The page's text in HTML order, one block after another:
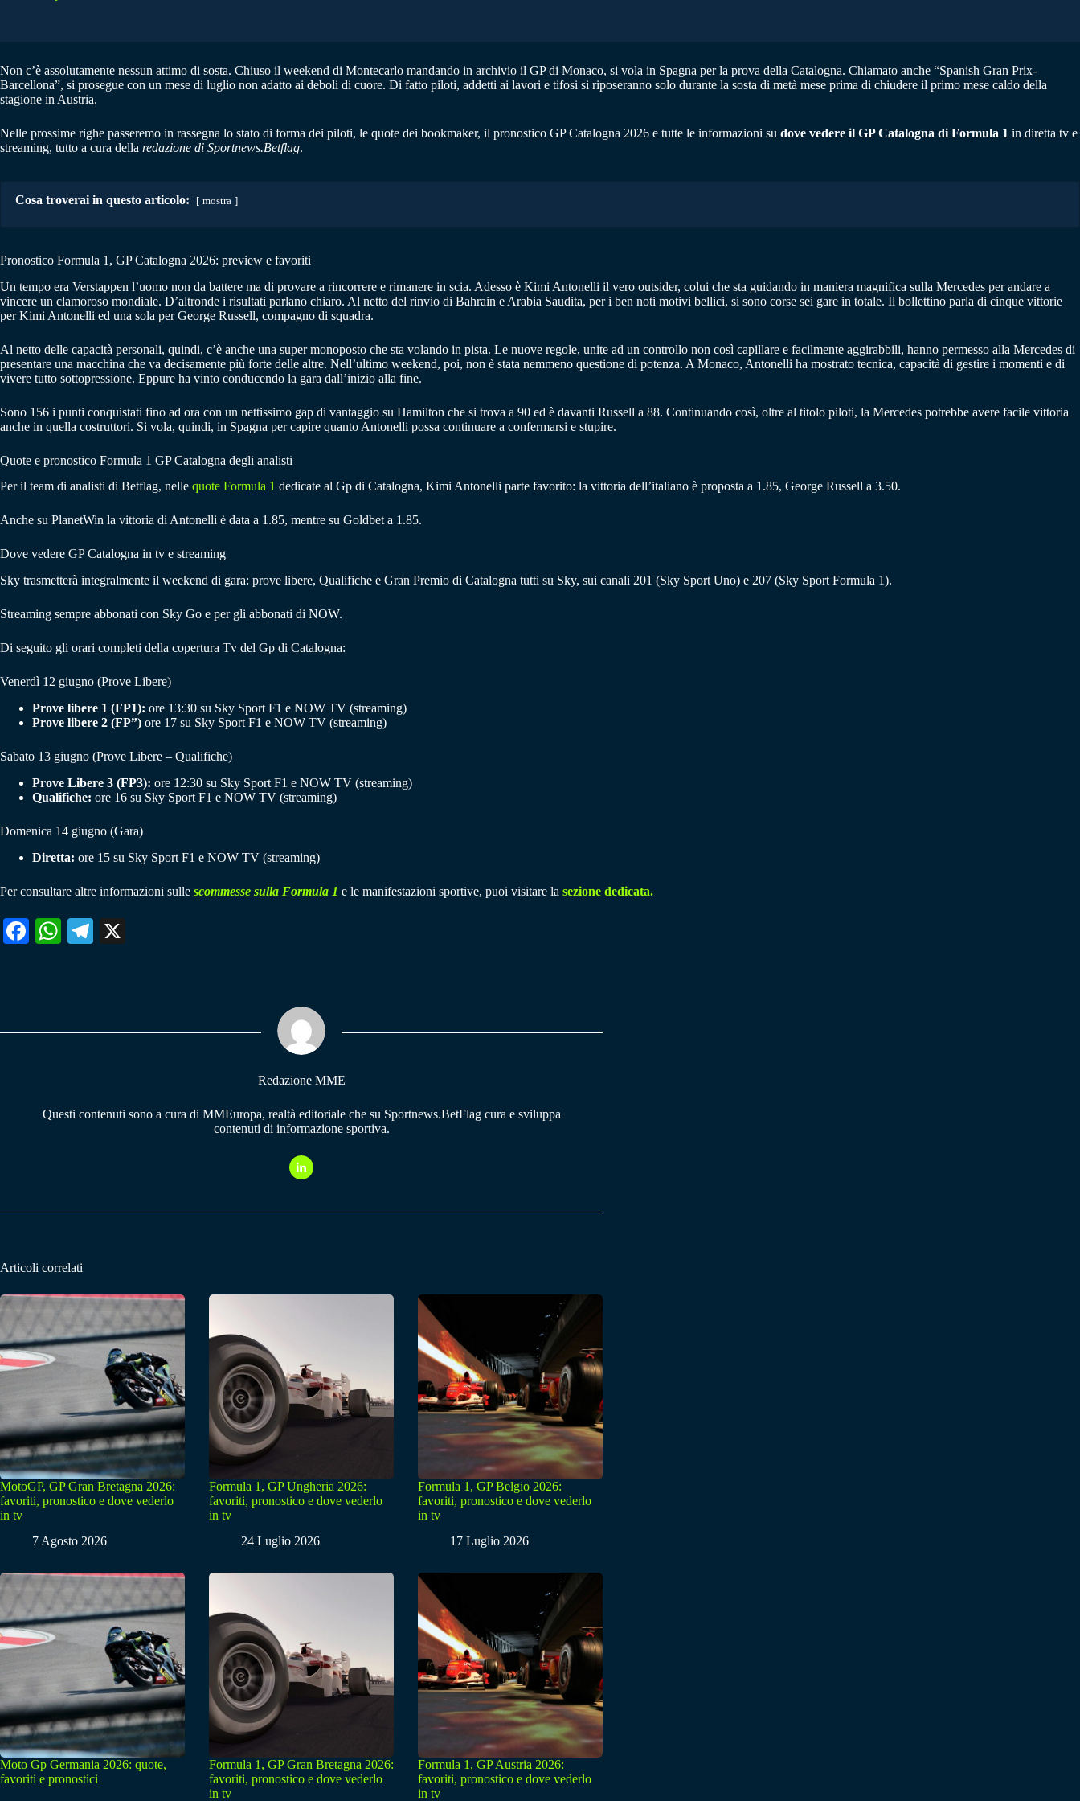
Non c’è assolutamente nessun attimo di sosta. Chiuso il weekend di Montecarlo mandando in archivio il GP di Monaco, si vola in Spagna per la prova della Catalogna. Chiamato anche “Spanish Gran Prix-
Barcellona”, si prosegue con un mese di luglio non adatto ai deboli di cuore. Di fatto piloti, addetti ai lavori e tifosi si riposeranno solo durante la sosta di metà mese prima di chiudere il primo mese caldo della
stagione in Austria.
Nelle prossime righe passeremo in rassegna lo stato di forma dei piloti, le quote dei bookmaker, il pronostico GP Catalogna 2026 e tutte le informazioni su dove vedere il GP Catalogna di Formula 1 in diretta tv e
streaming, tutto a cura della redazione di Sportnews.Betflag.
Cosa troverai in questo articolo: mostra
Pronostico Formula 1, GP Catalogna 2026: preview e favoriti
Un tempo era Verstappen l’uomo non da battere ma di provare a rincorrere e rimanere in scia. Adesso è Kimi Antonelli il vero outsider, colui che sta guidando in maniera magnifica sulla Mercedes per andare a
vincere un clamoroso mondiale. D’altronde i risultati parlano chiaro. Al netto del rinvio di Bahrain e Arabia Saudita, per i ben noti motivi bellici, si sono corse sei gare in totale. Il bollettino parla di cinque vittorie
per Kimi Antonelli ed una sola per George Russell, compagno di squadra.
Al netto delle capacità personali, quindi, c’è anche una super monoposto che sta volando in pista. Le nuove regole, unite ad un controllo non così capillare e facilmente aggirabbili, hanno permesso alla Mercedes di
presentare una macchina che va decisamente più forte delle altre. Nell’ultimo weekend, poi, non è stata nemmeno questione di potenza. A Monaco, Antonelli ha mostrato tecnica, capacità di gestire i momenti e di
vivere tutto sottopressione. Eppure ha vinto conducendo la gara dall’inizio alla fine.
Sono 156 i punti conquistati fino ad ora con un nettissimo gap di vantaggio su Hamilton che si trova a 90 ed è davanti Russell a 88. Continuando così, oltre al titolo piloti, la Mercedes potrebbe avere facile vittoria
anche in quella costruttori. Si vola, quindi, in Spagna per capire quanto Antonelli possa continuare a confermarsi e stupire.
Quote e pronostico Formula 1 GP Catalogna degli analisti
Per il team di analisti di Betflag, nelle quote Formula 1 dedicate al Gp di Catalogna, Kimi Antonelli parte favorito: la vittoria dell’italiano è proposta a 1.85, George Russell a 3.50.
Anche su PlanetWin la vittoria di Antonelli è data a 1.85, mentre su Goldbet a 1.85.
Dove vedere GP Catalogna in tv e streaming
Sky trasmetterà integralmente il weekend di gara: prove libere, Qualifiche e Gran Premio di Catalogna tutti su Sky, sui canali 201 (Sky Sport Uno) e 207 (Sky Sport Formula 1).
Streaming sempre abbonati con Sky Go e per gli abbonati di NOW.
Di seguito gli orari completi della copertura Tv del Gp di Catalogna:
Venerdì 12 giugno (Prove Libere)
Prove libere 1 (FP1): ore 13:30 su Sky Sport F1 e NOW TV (streaming)
Prove libere 2 (FP”) ore 17 su Sky Sport F1 e NOW TV (streaming)
Sabato 13 giugno (Prove Libere – Qualifiche)
Prove Libere 3 (FP3): ore 12:30 su Sky Sport F1 e NOW TV (streaming)
Qualifiche: ore 16 su Sky Sport F1 e NOW TV (streaming)
Domenica 14 giugno (Gara)
Diretta: ore 15 su Sky Sport F1 e NOW TV (streaming)
Per consultare altre informazioni sulle scommesse sulla Formula 1 e le manifestazioni sportive, puoi visitare la sezione dedicata.
Fa W
pp
Te
m
Redazione MME
Questi contenuti sono a cura di MMEuropa, realtà editoriale che su Sportnews.BetFlag cura e sviluppa
contenuti di informazione sportiva.
Articoli correlati
MotoGP, GP Gran Bretagna 2026:
favoriti, pronostico e dove vederlo
in tv
7 Agosto 2026
Formula 1, GP Ungheria 2026:
favoriti, pronostico e dove vederlo
in tv
24 Luglio 2026
Formula 1, GP Belgio 2026:
favoriti, pronostico e dove vederlo
in tv
17 Luglio 2026
Moto Gp Germania 2026: quote,
favoriti e pronostici
Formula 1, GP Gran Bretagna 2026:
favoriti, pronostico e dove vederlo
in tv
Formula 1, GP Austria 2026:
favoriti, pronostico e dove vederlo
in tv